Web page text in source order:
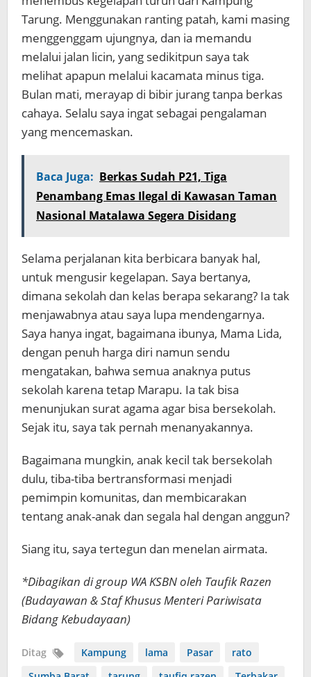
Tarung. Menggunakan ranting patah, kami masing
menggenggam ujungnya, dan ia memandu
melalui jalan licin, yang sedikitpun saya tak
melihat apapun melalui kacamata minus tiga.
Bulan mati, merayap di bibir jurang tanpa berkas
cahaya. Selalu saya ingat sebagai pengalaman
yang mencemaskan.
Baca Juga: Berkas Sudah P21, Tiga
Penambang Emas Ilegal di Kawasan Taman
Nasional Matalawa Segera Disidang
Selama perjalanan kita berbicara banyak hal,
untuk mengusir kegelapan. Saya bertanya,
dimana sekolah dan kelas berapa sekarang? Ia tak
menjawabnya atau saya lupa mendengarnya.
Saya hanya ingat, bagaimana ibunya, Mama Lida,
dengan penuh harga diri namun sendu
mengatakan, bahwa semua anaknya putus
sekolah karena tetap Marapu. Ia tak bisa
menunjukan surat agama agar bisa bersekolah.
Sejak itu, saya tak pernah menanyakannya.
Bagaimana mungkin, anak kecil tak bersekolah
dulu, tiba-tiba bertransformasi menjadi
pemimpin komunitas, dan membicarakan
tentang anak-anak dan segala hal dengan anggun?
Siang itu, saya tertegun dan menelan airmata.
*Dibagikan di group WA KSBN oleh Taufik Razen
(Budayawan & Staf Khusus Menteri Pariwisata
Bidang Kebudayaan)
Ditag Kampung lama Pasar
rato